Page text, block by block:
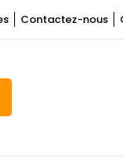
Contactez-nous